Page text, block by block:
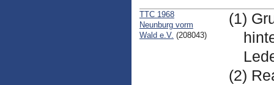
TTC 1968
Neunburg vorm
Wald e.V. (208043)
(1)
(2)